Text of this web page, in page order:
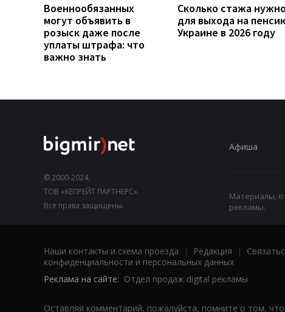
Военнообязанных
могут объявить в
розыск даже после
уплаты штрафа: что
важно знать
Сколько стажа
для выхода на
Украине в 2026 году
© 2000-2024,
ТОВ «КЕПРЕЙТ ПАРТНЕРС».
Все права защищены.
Афиша
Материалы,
рекламы.
Наши контакты и схема проезда | Редакция |
конфиденциальности и персональных данных
Реклама на сайте: Отдел продаж digital рекламы
Оставляя комментарий, пожалуйста, помните о том,